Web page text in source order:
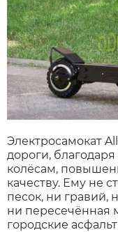
Электросамокат
дороги,
колёсам,
качеству. Ему не
песок, ни гравий,
ни пересечённая
городские